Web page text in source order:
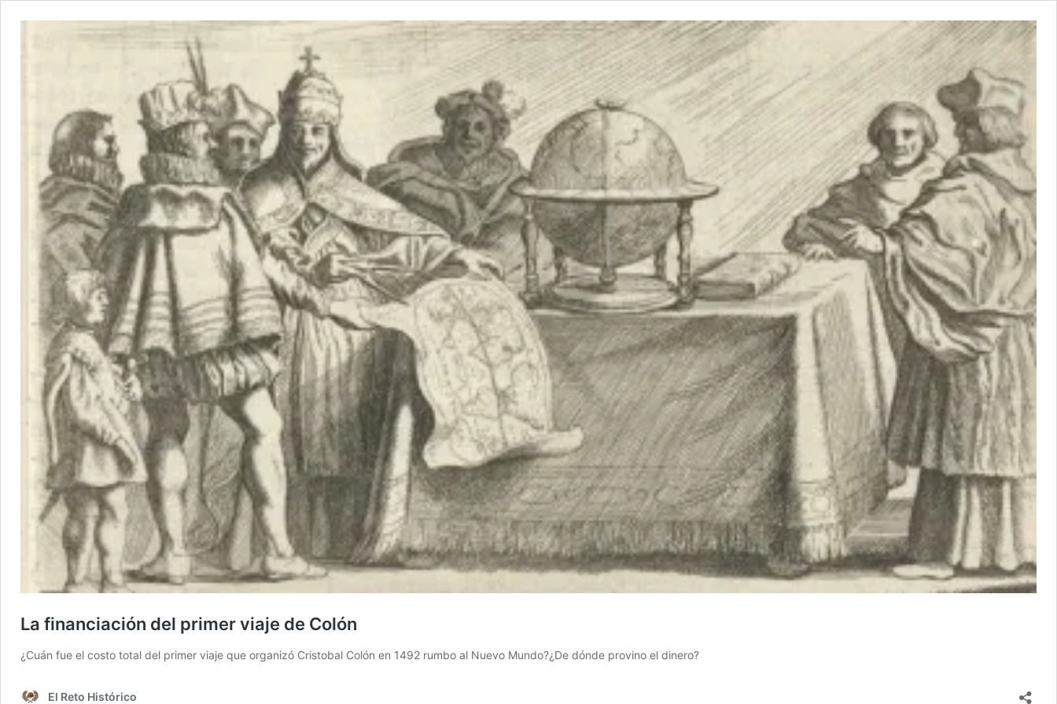
La financiación del primer viaje de Colón
¿Cuán fue el costo total del primer viaje que organizó Cristobal Colón en 1492 rumbo al Nuevo Mundo?¿De dónde provino el dinero?
El Reto Histórico